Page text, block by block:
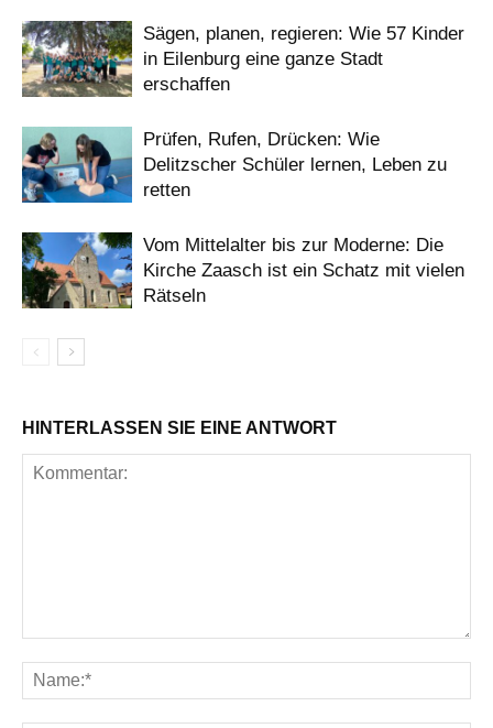
Sägen, planen, regieren: Wie 57 Kinder
in Eilenburg eine ganze Stadt
erschaffen
Prüfen, Rufen, Drücken: Wie
Delitzscher Schüler lernen, Leben zu
retten
Vom Mittelalter bis zur Moderne: Die
Kirche Zaasch ist ein Schatz mit vielen
Rätseln
HINTERLASSEN SIE EINE ANTWORT